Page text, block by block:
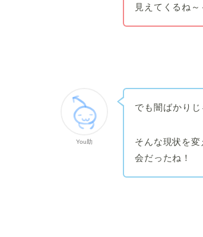
見えてくるね～
You助
でも闇ばかりじ
そんな現状を
会だったね！